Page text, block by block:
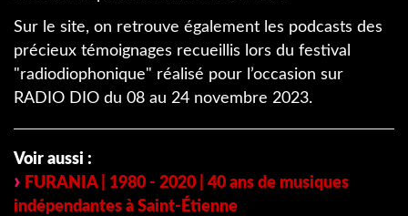
Sur le site, on retrouve également les podcasts des
précieux témoignages recueillis lors du festival
"radiodiophonique" réalisé pour l’occasion sur
RADIO DIO du 08 au 24 novembre 2023.
Voir aussi :
FURANIA | 1980 - 2020 | 40 ans de musiques
indépendantes à Saint-Étienne